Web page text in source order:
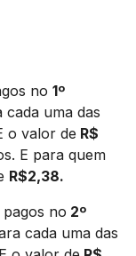
no 1º
cada uma das
o valor de R$
E para quem
R$2,38.
no 2º
cada uma das